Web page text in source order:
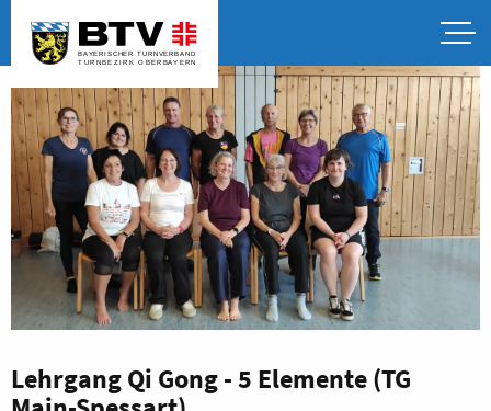
Lehrgang Qi Gong - 5 Elemente (TG